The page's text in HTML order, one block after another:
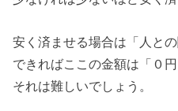
安く済ませる場合は「人と
できればここの金額は「０
それは難しいでしょう。